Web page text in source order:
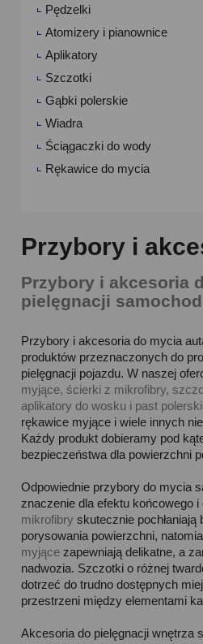
Pędzelki
Atomizery i pianownice
Aplikatory
Szczotki
Gąbki polerskie
Wiadra
Ściągaczki do wody
Rękawice do mycia
Przybory i
Przybory i akcesoria
pielęgnacji
Przybory i akcesoria do mycia
produktów przeznaczonych do
pielęgnacji pojazdu. W naszej
myjące, ścierki z mikrofibry,
aplikatory do wosku i past
rękawice myjące i wiele innych
Każdy produkt dobieramy pod
bezpieczeństwa dla powierzchni
Odpowiednie przybory do mycia
znaczenie dla efektu końcowego i
mikrofibry skutecznie
porysowania powierzchni,
myjące zapewniają delikatne, a
nadwozia. Szczotki o różnej
dotrzeć do trudno dostępnych
przestrzeni między elementami
Akcesoria do pielęgnacji wnętrza